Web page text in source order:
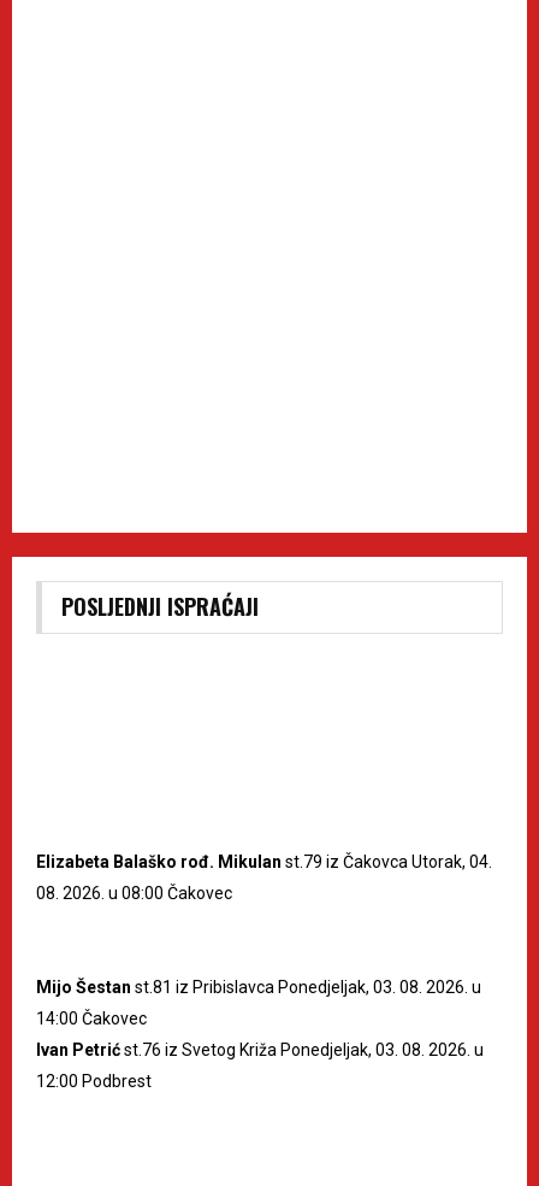
POSLJEDNJI ISPRAĆAJI
Elizabeta Balaško rođ. Mikulan st.79 iz Čakovca Utorak, 04.
08. 2026. u 08:00 Čakovec
Mijo Šestan st.81 iz Pribislavca Ponedjeljak, 03. 08. 2026. u
14:00 Čakovec
Ivan Petrićst.76 iz Svetog Križa Ponedjeljak, 03. 08. 2026. u
12:00 Podbrest